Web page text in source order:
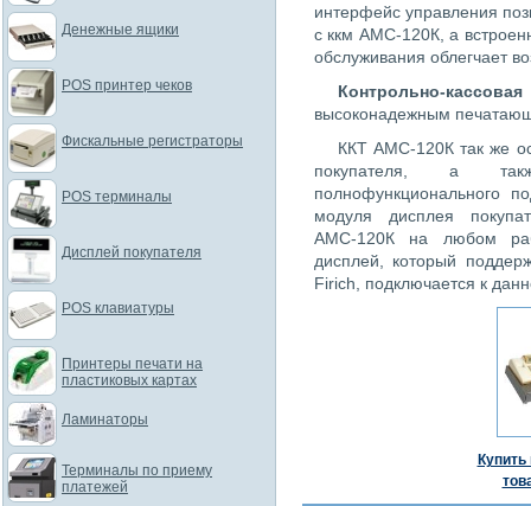
интерфейс управления
с ккм АМС-120К, а
обслуживания облегчает
Контрольно-
высоконадежным
ККТ АМС-120К так же
покупателя, а
полнофункционального
модуля дисплея
АМС-120К на любом
дисплей, который
Firich, подключается к
Денежные ящики
POS принтер чеков
Фискальные регистраторы
POS терминалы
Дисплей покупателя
POS клавиатуры
Принтеры печати на
пластиковых картах
Ламинаторы
Терминалы по приему
платежей